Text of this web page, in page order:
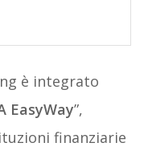
è integrato
EasyWay”,
finanziarie